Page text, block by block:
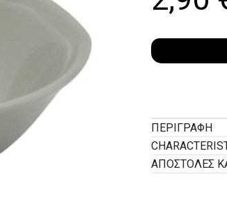
ΠΕΡΙΓΡΑΦΉ
ΑΠΟΣΤΟΛΕΣ